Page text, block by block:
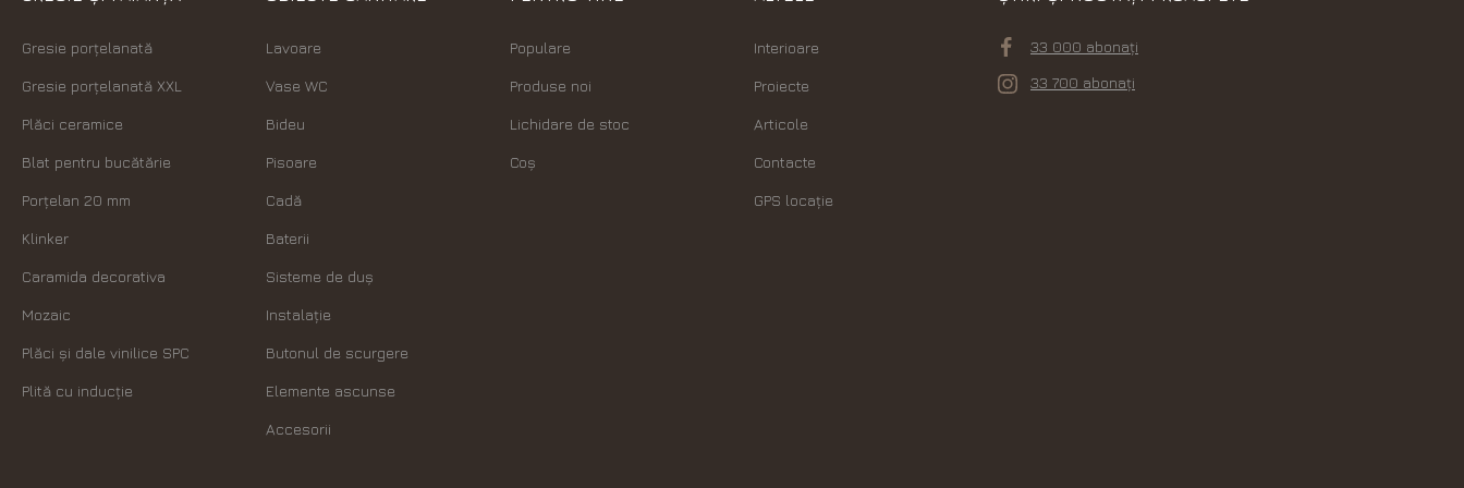
Gresie porțelanată
Gresie porțelanată XXL
Plăci ceramice
Blat pentru bucătărie
Porțelan 20 mm
Klinker
Caramida decorativa
Mozaic
Plăci şi dale vinilice SPC
Plită cu inducție
Lavoare
Vase WC
Bideu
Pisoare
Cadă
Baterii
Sisteme de duș
Instalație
Butonul de scurgere
Elemente ascunse
Accesorii
Populare
Produse noi
Lichidare de stoc
Coș
Interioare
Proiecte
Articole
Contacte
GPS locație
33 000 abonați
33 700 abonați